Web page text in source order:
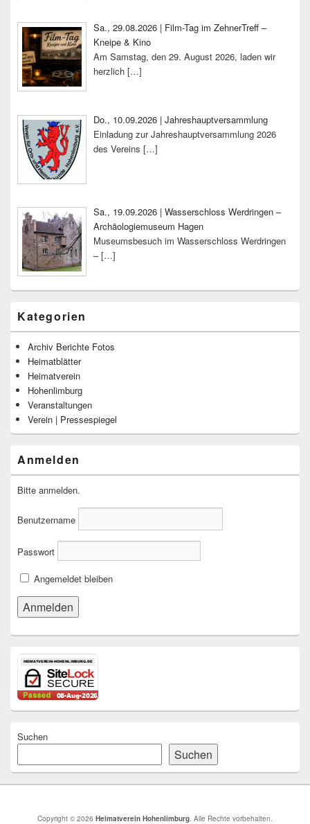
Sa., 29.08.2026 | Film-Tag im ZehnerTreff –
Kneipe & Kino
Am Samstag, den 29. August 2026, laden wir
herzlich […]
Do., 10.09.2026 | Jahreshauptversammlung
Einladung zur Jahreshauptversammlung 2026
des Vereins […]
Sa., 19.09.2026 | Wasserschloss Werdringen –
Archäologiemuseum Hagen
Museumsbesuch im Wasserschloss Werdringen
–[…]
Kategorien
Archiv Berichte Fotos
Heimatblätter
Heimatverein
Hohenlimburg
Veranstaltungen
Verein | Pressespiegel
Anmelden
Bitte anmelden.
Benutzername
Passwort
Angemeldet bleiben
Suchen
Suchen
Copyright © 2026 Heimatverein Hohenlimburg . Alle Rechte vorbehalten.